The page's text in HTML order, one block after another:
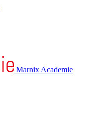
Marnix Academie